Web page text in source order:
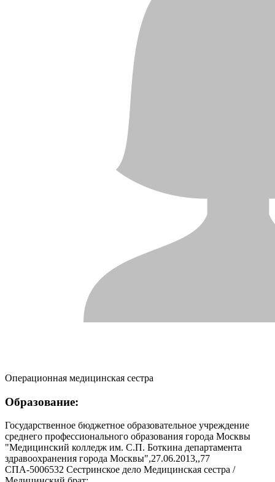
Операционная медицинская сестра
Образование:
Государственное бюджетное образовательное учреждение
среднего профессионального образования города Москвы
"Медицинский колледж им. С.П. Боткина департамента
здравоохранения города Москвы",27.06.2013,,77
СПА-5006532 Сестринское дело Медицинская сестра /